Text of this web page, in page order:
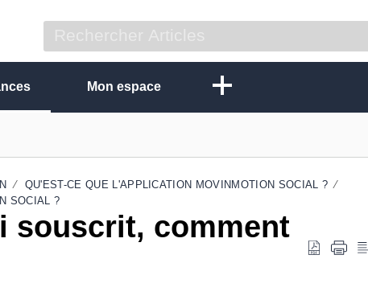
Mon espace
QU'EST-CE QUE L'APPLICATION MOVINMOTION SOCIAL ?
SOCIAL ?
souscrit, comment